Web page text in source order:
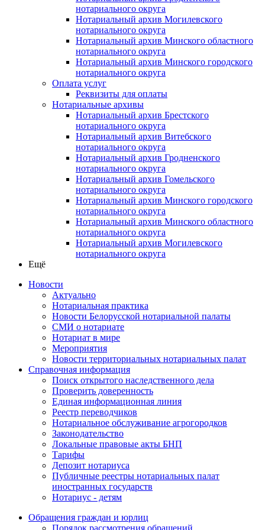
нотариального округа
Нотариальный архив Могилевского
нотариального округа
Нотариальный архив Минского областного
нотариального округа
Нотариальный архив Минского городского
нотариального округа
Оплата услуг
Реквизиты для оплаты
Нотариальные архивы
Нотариальный архив Брестского
нотариального округа
Нотариальный архив Витебского
нотариального округа
Нотариальный архив Гродненского
нотариального округа
Нотариальный архив Гомельского
нотариального округа
Нотариальный архив Минского городского
нотариального округа
Нотариальный архив Минского областного
нотариального округа
Нотариальный архив Могилевского
нотариального округа
Ещё
Новости
Актуально
Нотариальная практика
Новости Белорусской нотариальной палаты
СМИ о нотариате
Нотариат в мире
Мероприятия
Новости территориальных нотариальных палат
Справочная информация
Поиск открытого наследственного дела
Проверить доверенность
Единая информационная линия
Реестр переводчиков
Нотариальное обслуживание агрогородков
Законодательство
Локальные правовые акты БНП
Тарифы
Депозит нотариуса
Публичные реестры нотариальных палат
иностранных государств
Нотариус - детям
Обращения граждан и юрлиц
Порядок рассмотрения обращений